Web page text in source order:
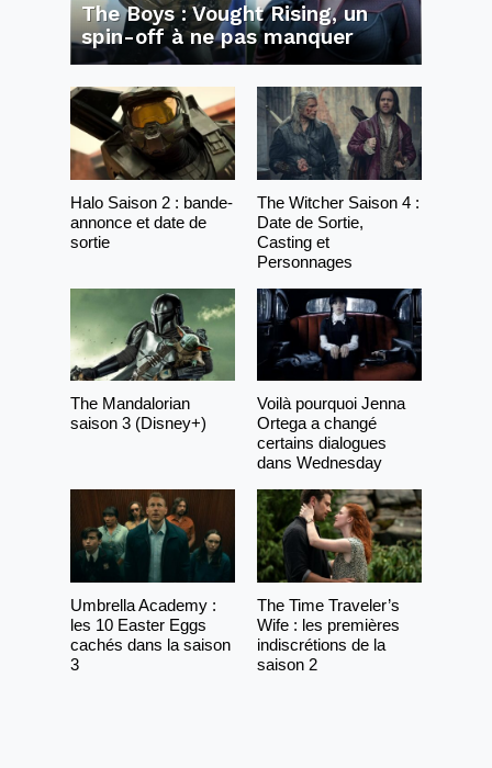
The Boys : Vought Rising, un
spin-off à ne pas manquer
Halo Saison 2 : bande-
annonce et date de
sortie
The Witcher Saison 4 :
Date de Sortie,
Casting et
Personnages
The Mandalorian
saison 3 (Disney+)
Voilà pourquoi Jenna
Ortega a changé
certains dialogues
dans Wednesday
Umbrella Academy :
les 10 Easter Eggs
cachés dans la saison
3
The Time Traveler’s
Wife : les premières
indiscrétions de la
saison 2